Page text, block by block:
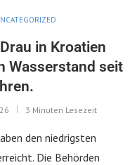
in Kroatien
Wasserstand seit
3 Minuten Lesezeit
den niedrigsten
Die Behörden